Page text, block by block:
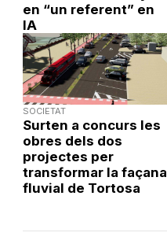
en “un referent” en
IA
SOCIETAT
Surten a concurs les
obres dels dos
projectes per
transformar la façana
fluvial de Tortosa